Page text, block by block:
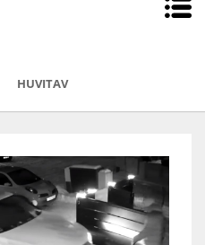
HUVITAV